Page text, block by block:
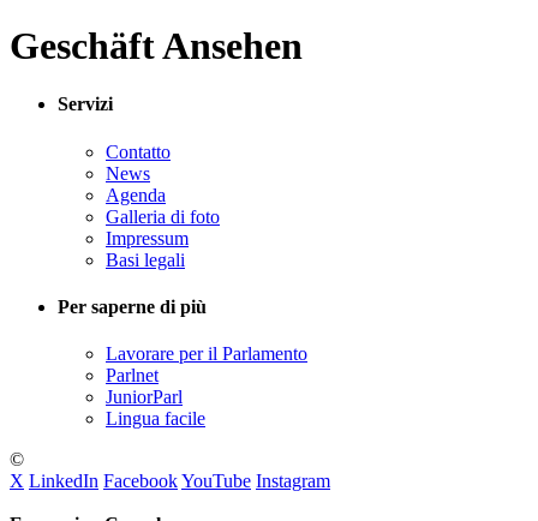
Geschäft Ansehen
Servizi
Contatto
News
Agenda
Galleria di foto
Impressum
Basi legali
Per saperne di più
Lavorare per il Parlamento
Parlnet
JuniorParl
Lingua facile
©
X LinkedIn FacebookYouTube Instagram